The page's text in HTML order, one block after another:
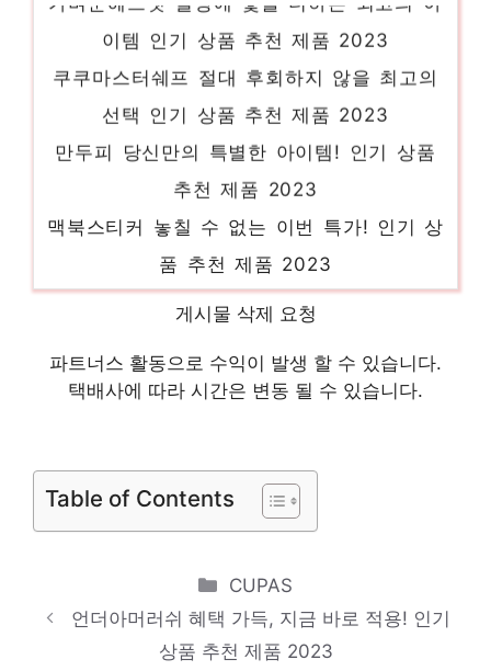
이템 인기 상품 추천 제품 2023
쿠쿠마스터쉐프 절대 후회하지 않을 최고의
선택 인기 상품 추천 제품 2023
만두피 당신만의 특별한 아이템! 인기 상품
추천 제품 2023
천장형에어컨 당신을 더 빛내줄 특별함 인기
상품 추천 제품 2023
컵살균기 화려한 스타일, 지금 경험하세요!
인기 상품 추천 제품 2023
인기 상품 추천 제품 2023
게시물 삭제 요청
파트너스 활동으로 수익이 발생 할 수 있습니다.
택배사에 따라 시간은 변동 될 수 있습니다.
Table of Contents
Categories
CUPAS
언더아머러쉬 혜택 가득, 지금 바로 적용! 인기
상품 추천 제품 2023